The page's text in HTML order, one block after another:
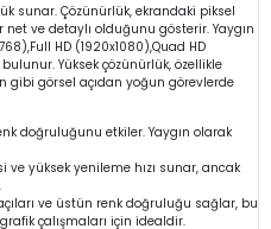
sunar. Çözünürlük, ekrandaki piksel
ve detaylı olduğunu gösterir. Yaygın
HD (1920x1080),Quad HD
Yüksek çözünürlük, özellikle
gibi görsel açıdan yoğun görevlerde
doğruluğunu etkiler. Yaygın olarak
ve yüksek yenileme hızı sunar, ancak
ve üstün renk doğruluğu sağlar, bu
çalışmaları için idealdir.